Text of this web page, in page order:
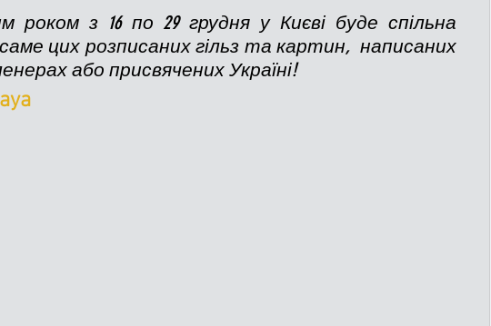
роком з 16 по 29 грудня у Києві буде спільна
цих розписаних гільз та картин,  написаних
або присвячених Україні!